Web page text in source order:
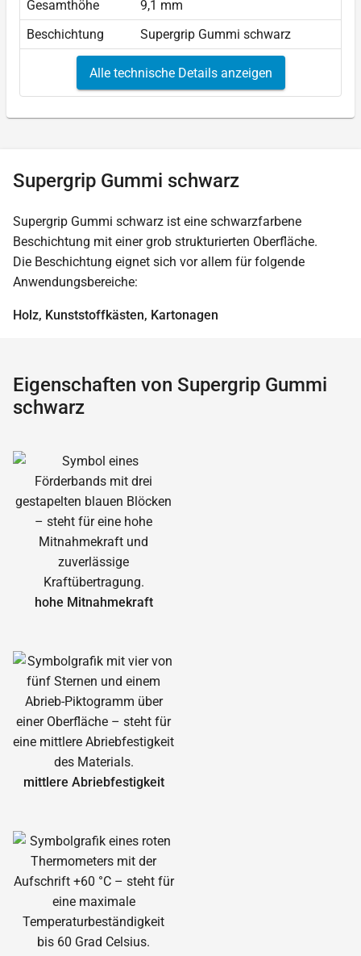
Gesamthöhe
9,1 mm
Beschichtung
Supergrip Gummi schwarz
Alle technische Details anzeigen
Supergrip Gummi schwarz
Supergrip Gummi schwarz ist eine schwarzfarbene
Beschichtung mit einer grob strukturierten Oberfläche.
Die Beschichtung eignet sich vor allem für folgende
Anwendungsbereiche:
Holz, Kunststoffkästen, Kartonagen
Eigenschaften von Supergrip Gummi
schwarz
hohe Mitnahmekraft
mittlere Abrieb­festigkeit